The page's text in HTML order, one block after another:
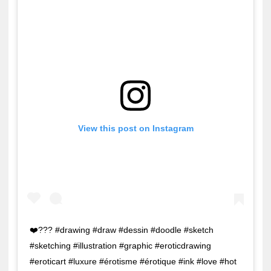
View this post on Instagram
❤️??? #drawing #draw #dessin #doodle #sketch
#sketching #illustration #graphic #eroticdrawing
#eroticart #luxure #érotisme #érotique #ink #love #hot